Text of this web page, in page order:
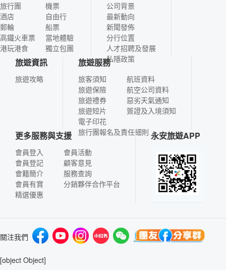
旅行團
酒店
郵輪
高鐵火車票
港玩港食
機票
自由行
船票
當地體驗
獨立包團
公司背景
最新動向
新聞發佈
分行位置
人才招聘及發展
私隱政策
旅遊資訊
旅遊攻略
旅遊服務
旅客須知
旅遊保險
旅遊禮券
旅遊短片
電子印花
航班資料
航空公司資料
惡劣天氣通知
簽證及入境須知
旅行團報名及責任細則
更多服務與支援
會員登入
會員登記
會籍簡介
會員有賞
精選優惠
會員活動
顧客意見
服務查詢
分銷夥伴合作平台
永安旅遊APP
關注我們
[object Object]